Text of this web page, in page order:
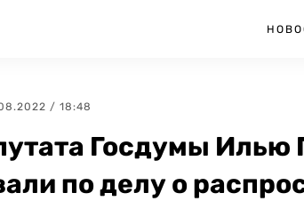
/ 18:48
Госдумы Илью
по делу о